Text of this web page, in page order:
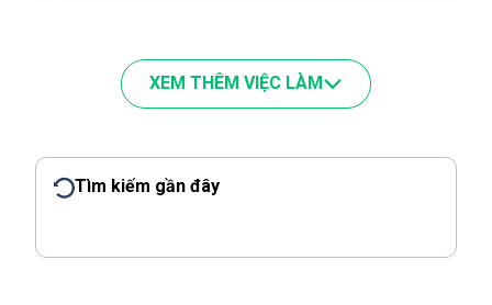
XEM THÊM VIỆC LÀM
Tìm kiếm gần đây